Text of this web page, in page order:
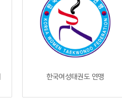
한국여성태권도 연맹